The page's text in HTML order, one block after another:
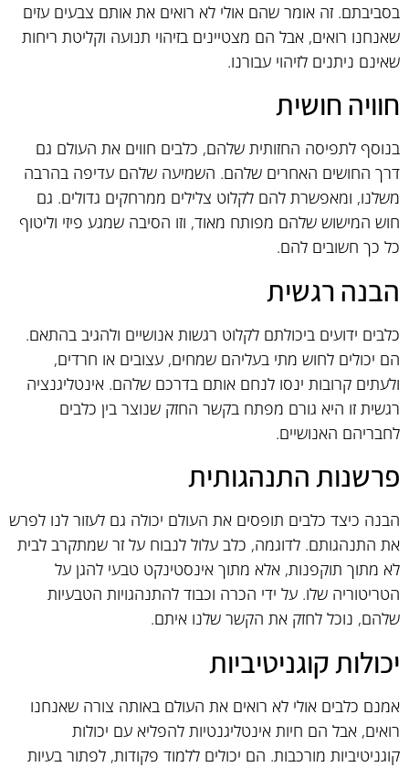
בסביבתם. זה אומר שהם אולי לא רואים את אותם צבעים עזים
שאנחנו רואים, אבל הם מצטיינים בזיהוי תנועה וקליטת ריחות
שאינם ניתנים לזיהוי עבורנו.
חוויה חושית
בנוסף לתפיסה החזותית שלהם, כלבים חווים את העולם גם
דרך החושים האחרים שלהם. השמיעה שלהם עדיפה בהרבה
משלנו, ומאפשרת להם לקלוט צלילים ממרחקים גדולים. גם
חוש המישוש שלהם מפותח מאוד, וזו הסיבה שמגע פיזי וליטוף
כל כך חשובים להם.
הבנה רגשית
כלבים ידועים ביכולתם לקלוט רגשות אנושיים ולהגיב בהתאם.
הם יכולים לחוש מתי בעליהם שמחים, עצובים או חרדים,
ולעתים קרובות ינסו לנחם אותם בדרכם שלהם. אינטליגנציה
רגשית זו היא גורם מפתח בקשר החזק שנוצר בין כלבים
לחבריהם האנושיים.
פרשנות התנהגותית
הבנה כיצד כלבים תופסים את העולם יכולה גם לעזור לנו לפרש
את התנהגותם. לדוגמה, כלב עלול לנבוח על זר שמתקרב לבית
לא מתוך תוקפנות, אלא מתוך אינסטינקט טבעי להגן על
הטריטוריה שלו. על ידי הכרה וכבוד להתנהגויות הטבעיות
שלהם, נוכל לחזק את הקשר שלנו איתם.
יכולות קוגניטיביות
אמנם כלבים אולי לא רואים את העולם באותה צורה שאנחנו
רואים, אבל הם חיות אינטליגנטיות להפליא עם יכולות
קוגניטיביות מורכבות. הם יכולים ללמוד פקודות, לפתור בעיות